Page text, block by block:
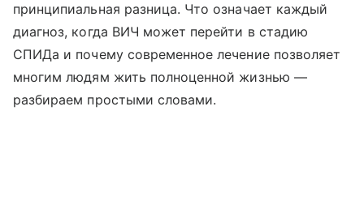
принципиальная разница. Что означает каждый
диагноз, когда ВИЧ может перейти в стадию
СПИДа и почему современное лечение позволяет
многим людям жить полноценной жизнью —
разбираем простыми словами.